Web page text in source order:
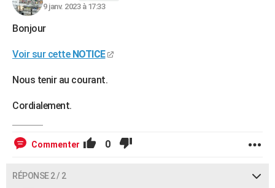
FORUM
Bricolage
Lifestyle
Culture
Sport
Auto
Television
Voyage
Cinema
9 janv. 2023 à 17:33
Bonjour
Voir sur cetteNOTICE
Nous tenir au courant.
Cordialement.
Commenter 0
RÉPONSE 2 / 2